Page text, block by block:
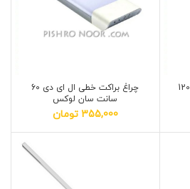
چراغ براکت خطی ال ای دی 120
چراغ براکت خطی ال ای دی 60
سانت سان لوکس
355,000 تومان